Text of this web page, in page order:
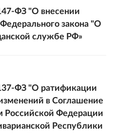
ФЗ "О внесении
закона "О
службе РФ»
ФЗ "О ратификации
в Соглашение
Российской Федерации
Республики